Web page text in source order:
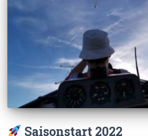
Saisonstart 2022